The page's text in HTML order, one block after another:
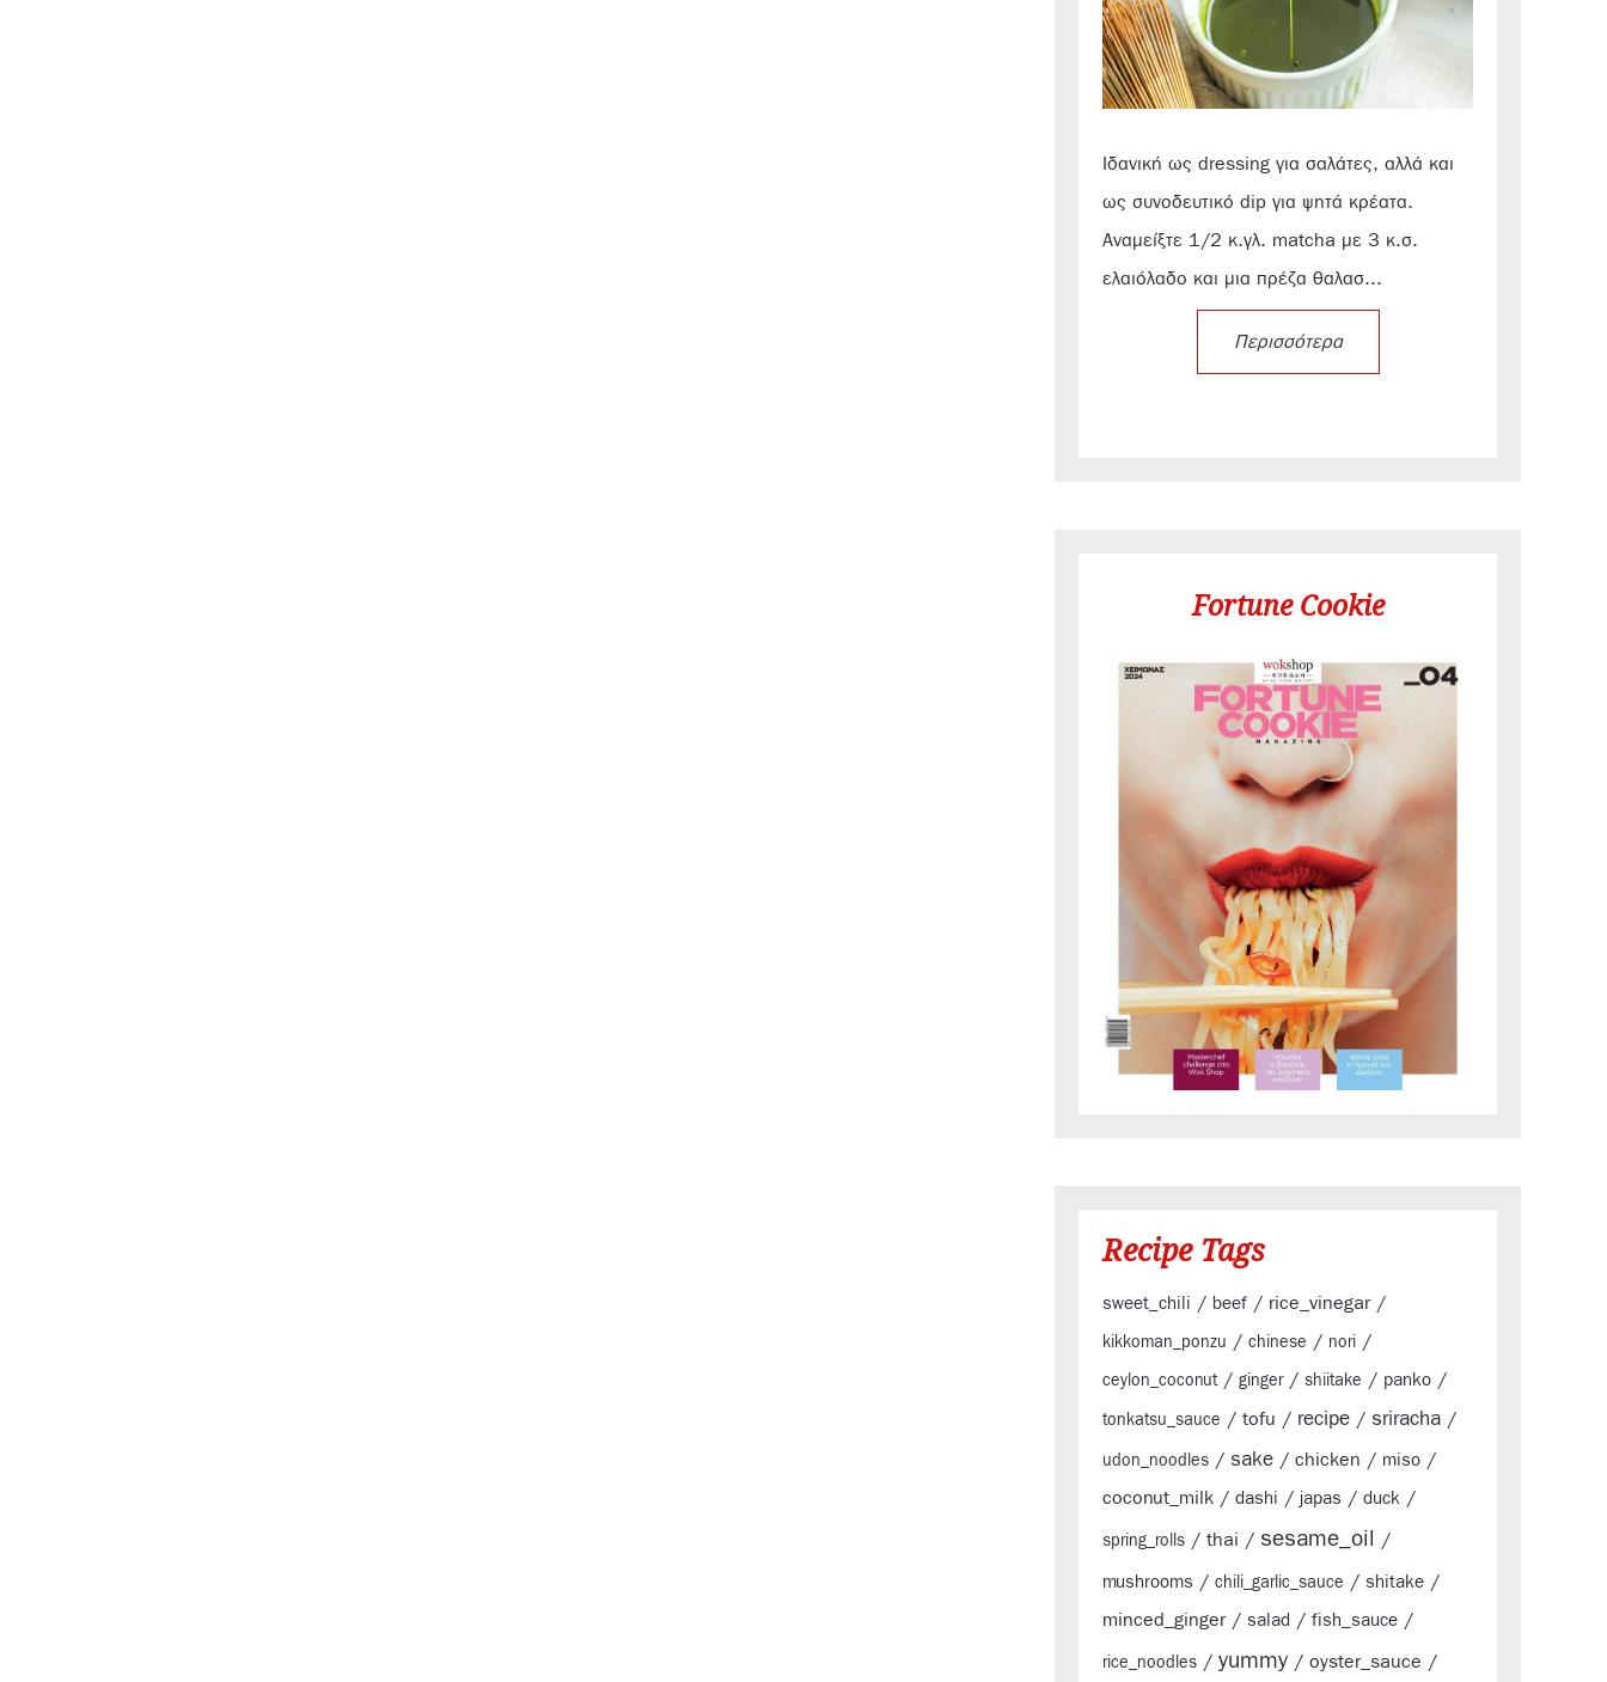
Ιδανική ως dressing για σαλάτες, αλλά και
ως συνοδευτικό dip για ψητά κρέατα.
Αναμείξτε 1/2 κ.γλ. matcha με 3 κ.σ.
ελαιόλαδο και μια πρέζα θαλασ...
Περισσότερα
Fortune Cookie
Recipe Tags
sweet_chili / beef / rice_vinegar/
kikkoman_ponzu / chinese / nori /
ceylon_coconut / ginger/ shiitake / panko /
tonkatsu_sauce / tofu / recipe / sriracha /
udon_noodles / sake / chicken / miso /
coconut_milk / dashi / japas / duck /
spring_rolls / thai / sesame_oil /
mushrooms / chili_garlic_sauce / shitake /
minced_ginger/ salad / fish_sauce /
rice_noodles / yummy / oyster_sauce /